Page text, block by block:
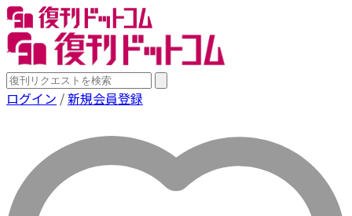
ログイン /新規会員登録